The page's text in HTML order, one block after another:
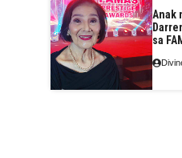
Anak
sa